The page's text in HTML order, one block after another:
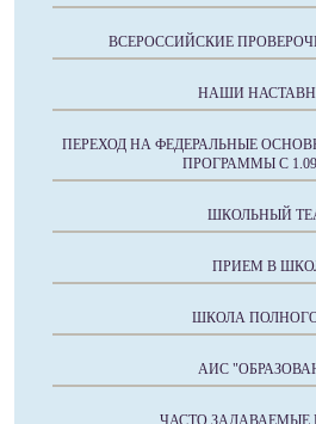
ВСЕРОССИЙСКИЕ
НАШИ
ПЕРЕХОД НА ФЕДЕРАЛЬНЫЕ
ПРОГРАММЫ С
ШКОЛЬНЫЙ
ПРИЕМ В
ШКОЛА
АИС
ЧАСТО ЗАДАВАЕМЫЕ